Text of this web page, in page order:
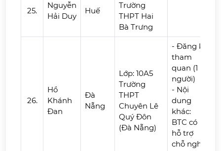
25.
Nguyễn
Hải Duy
Huế
Trường
THPT Hai
Bà Trưng
26.
Hồ
Khánh
Đan
Đà
Nẵng
Lớp: 10A5
Trường
THPT
Chuyên Lê
Quý Đôn
(Đà Nẵng)
- Đăng ký
tham
quan (1
người)
- Nội
dung
khác:
BTC có
hỗ trợ
chỗ nghỉ